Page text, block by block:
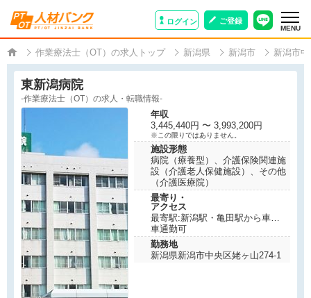
ログイン ご登録
MENU
作業療法士（OT）の求人トップ 新潟県 新潟市 新潟市
東新潟病院
-作業療法士（OT）の求人・転職情報-
年収
3,445,440円 〜 3,993,200円
※この限りではありません。
施設形態
病院（療養型）、介護保険関連施
設（介護老人保健施設）、その他
（介護医療院）
最寄り・
アクセス
最寄駅:新潟駅・亀田駅から車で
10分程度
車通勤可
勤務地
新潟県新潟市中央区姥ヶ山274-1